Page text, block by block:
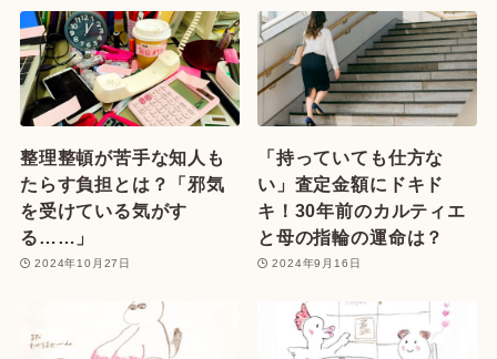
整理整頓が苦手な知人も
たらす負担とは？「邪気
を受けている気がす
る……」
2024年10月27日
「持っていても仕方な
い」査定金額にドキド
キ！30年前のカルティエ
と母の指輪の運命は？
2024年9月16日